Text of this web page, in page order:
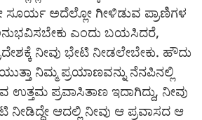
ಅದೆಲ್ಲೋ ಗೀಳಿಡುವ ಪ್ರಾಣಿಗಳ
ಅನುಭವಿಸಬೇಕು ಎಂದು ಬಯಸಿದರೆ,
ನೀವು ಭೇಟಿ ನೀಡಲೇಬೇಕು. ಹೌದು
ನಿಮ್ಮ ಪ್ರಯಾಣವನ್ನು ನೆನಪಿನಲ್ಲಿ
ಪ್ರವಾಸಿತಾಣ ಇದಾಗಿದ್ದು, ನೀವು
ನೀಡಿದ್ದೇ ಆದಲ್ಲಿ ನೀವು ಆ ಪ್ರವಾಸದ ಆ